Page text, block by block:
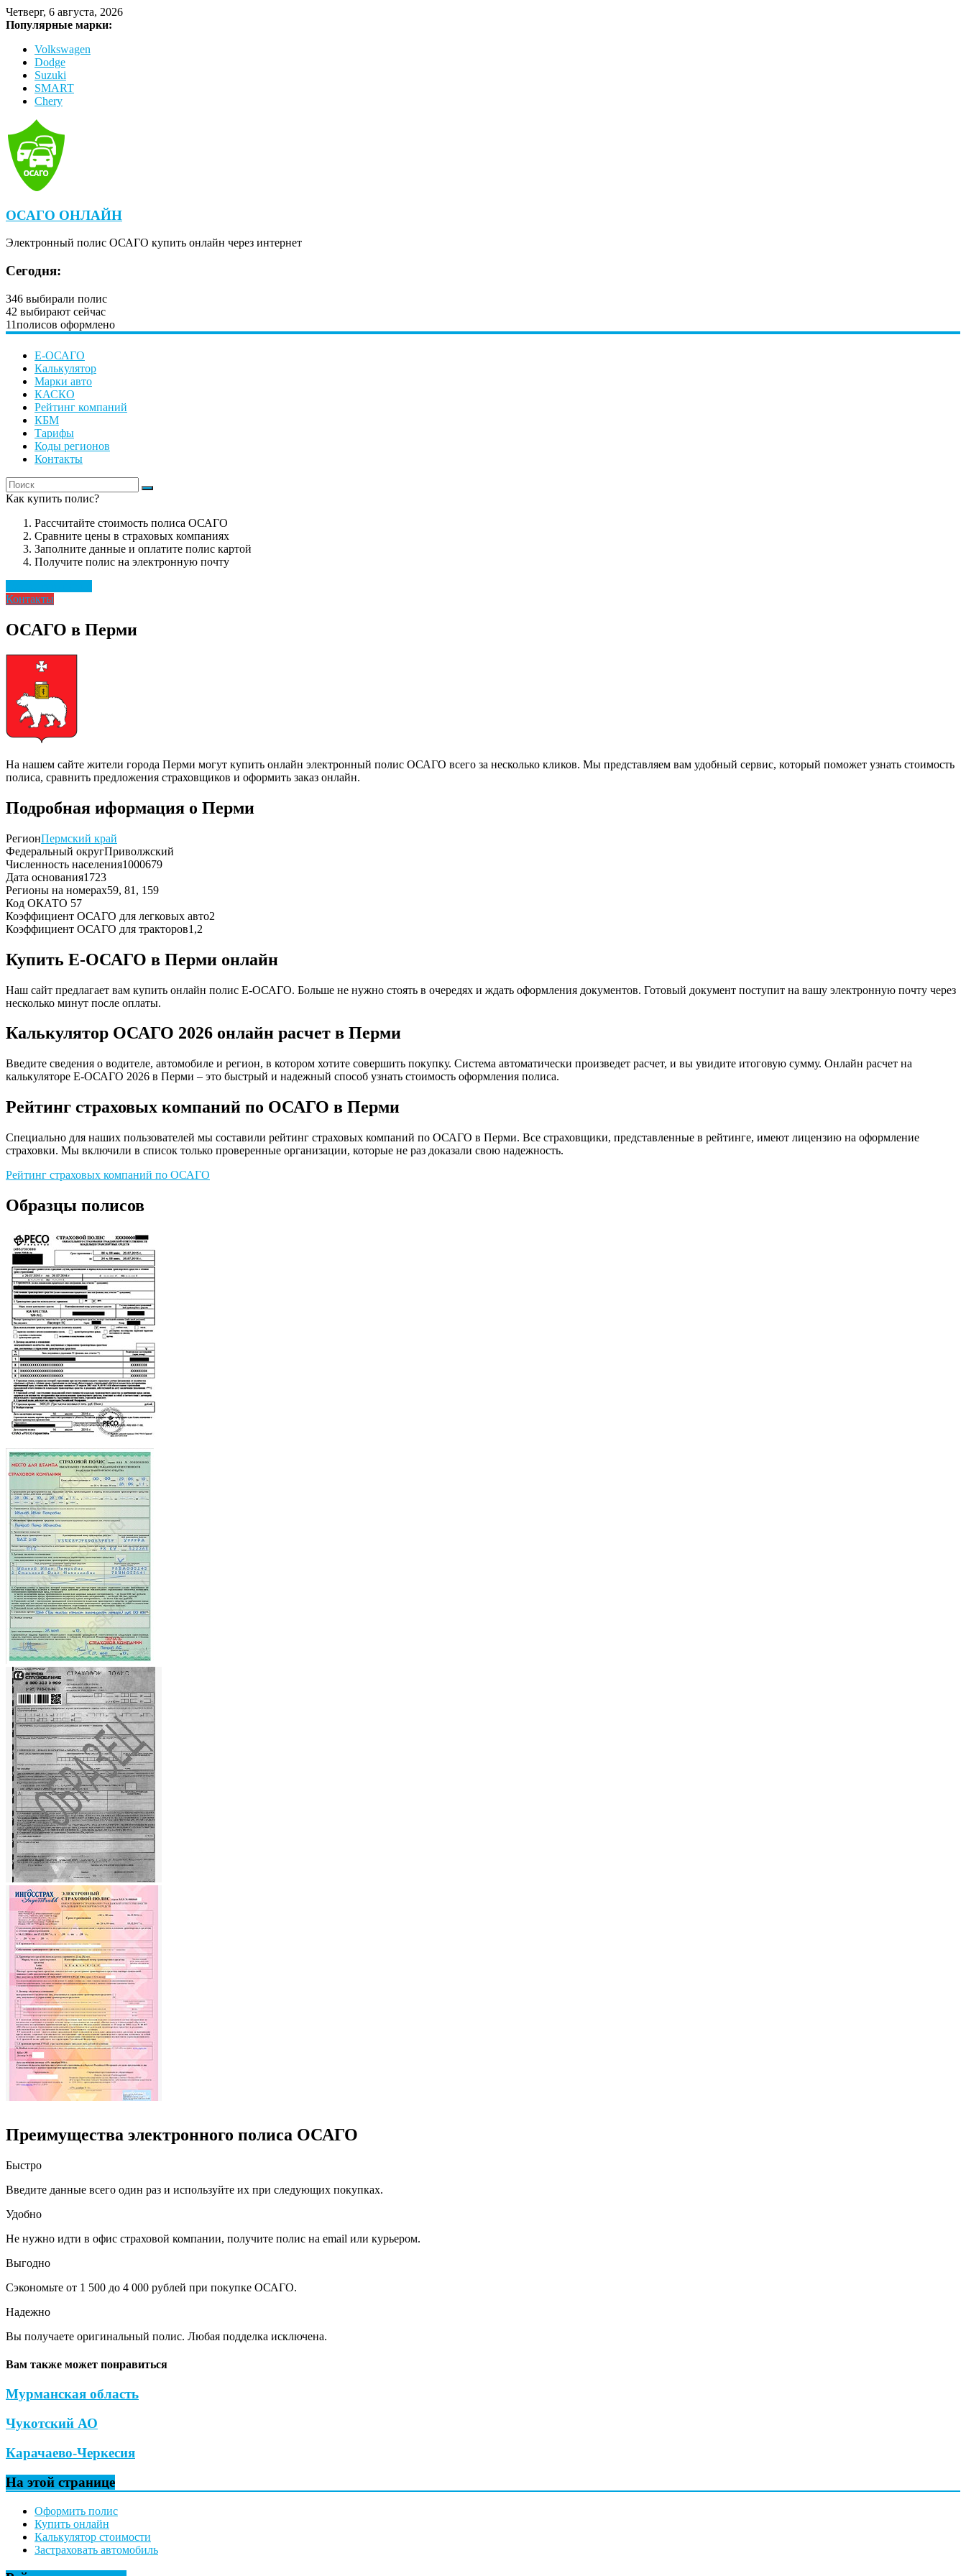
Четверг, 6 августа, 2026
Популярные марки:
Volkswagen
Dodge
Suzuki
SMART
Chery
ОСАГО ОНЛАЙН
Электронный полис ОСАГО купить онлайн через интернет
Сегодня:
346 выбирали полис
42 выбирают сейчас
11полисов оформлено
Е-ОСАГО
Калькулятор
Марки авто
КАСКО
Рейтинг компаний
КБМ
Тарифы
Коды регионов
Контакты
Как купить полис?
Рассчитайте стоимость полиса ОСАГО
Сравните цены в страховых компаниях
Заполните данные и оплатите полис картой
Получите полис на электронную почту
Контакты
ОСАГО в Перми
На нашем сайте жители города Перми могут купить онлайн электронный полис ОСАГО всего за несколько кликов. Мы представляем вам удобный сервис, который поможет узнать стоимость
полиса, сравнить предложения страховщиков и оформить заказ онлайн.
Подробная иформация о Перми
РегионПермский край
Федеральный округПриволжский
Численность населения1000679
Дата основания1723
Регионы на номерах59, 81, 159
Код ОКАТО 57
Коэффициент ОСАГО для легковых авто2
Коэффициент ОСАГО для тракторов1,2
Купить Е-ОСАГО в Перми онлайн
Наш сайт предлагает вам купить онлайн полис Е-ОСАГО. Больше не нужно стоять в очередях и ждать оформления документов. Готовый документ поступит на вашу электронную почту через
несколько минут после оплаты.
Калькулятор ОСАГО 2026 онлайн расчет в Перми
Введите сведения о водителе, автомобиле и регион, в котором хотите совершить покупку. Система автоматически произведет расчет, и вы увидите итоговую сумму. Онлайн расчет на
калькуляторе Е-ОСАГО 2026 в Перми – это быстрый и надежный способ узнать стоимость оформления полиса.
Рейтинг страховых компаний по ОСАГО в Перми
Специально для наших пользователей мы составили рейтинг страховых компаний по ОСАГО в Перми. Все страховщики, представленные в рейтинге, имеют лицензию на оформление
страховки. Мы включили в список только проверенные организации, которые не раз доказали свою надежность.
Рейтинг страховых компаний по ОСАГО
Образцы полисов
Преимущества электронного полиса ОСАГО
Быстро
Введите данные всего один раз и используйте их при следующих покупках.
Удобно
Не нужно идти в офис страховой компании, получите полис на email или курьером.
Выгодно
Сэкономьте от 1 500 до 4 000 рублей при покупке ОСАГО.
Надежно
Вы получаете оригинальный полис. Любая подделка исключена.
Вам также может понравиться
Мурманская область
Чукотский АО
Карачаево-Черкесия
На этой странице
Оформить полис
Купить онлайн
Калькулятор стоимости
Застраховать автомобиль